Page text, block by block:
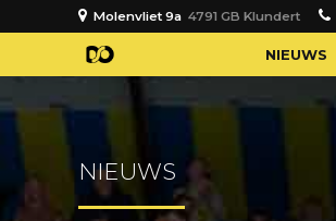
Molenvliet 9a 4791 GB Klundert
NIEUWS
NIEUWS